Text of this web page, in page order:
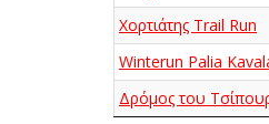
Χορτιάτης Trail Run
Winterun Palia
Δρόμος του